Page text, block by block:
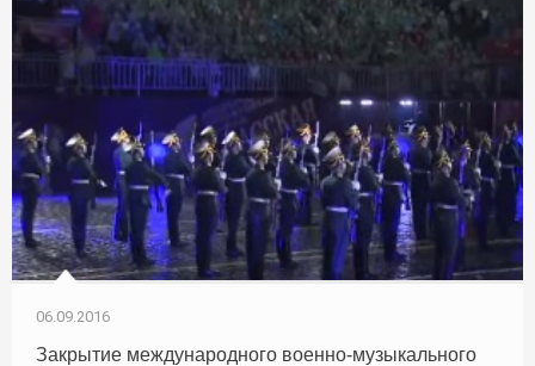
06.09.2016
Закрытие международного военно-музыкального